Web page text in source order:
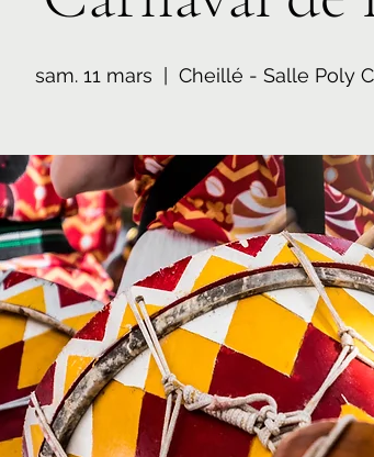
sam. 11 mars Cheillé - Salle Poly